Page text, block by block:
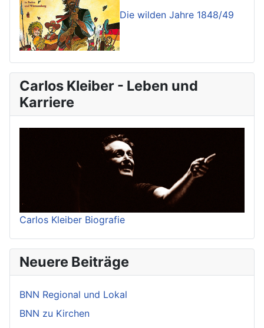
Die wilden Jahre 1848/49
Carlos Kleiber - Leben und
Karriere
Carlos Kleiber Biografie
Neuere Beiträge
BNN Regional und Lokal
BNN zu Kirchen